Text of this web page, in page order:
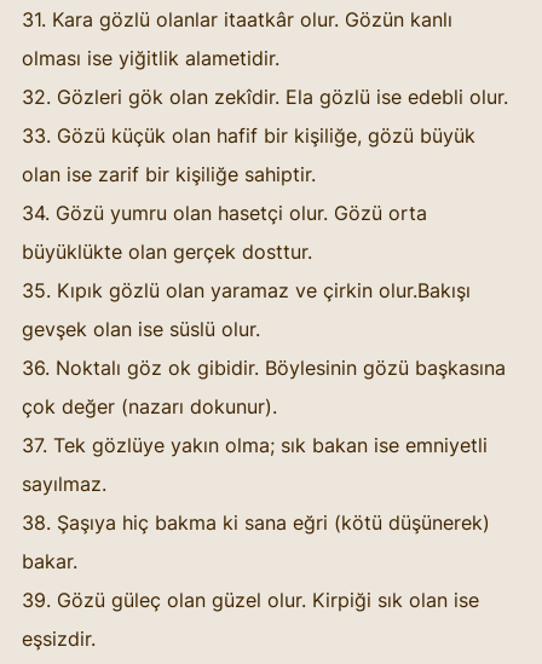
31. Kara gözlü olanlar itaatkâr olur. Gözün kanlı
olması ise yiğitlik alametidir.
32. Gözleri gök olan zekîdir. Ela gözlü ise edebli olur.
33. Gözü küçük olan hafif bir kişiliğe, gözü büyük
olan ise zarif bir kişiliğe sahiptir.
34. Gözü yumru olan hasetçi olur. Gözü orta
büyüklükte olan gerçek dosttur.
35. Kıpık gözlü olan yaramaz ve çirkin olur.Bakışı
gevşek olan ise süslü olur.
36. Noktalı göz ok gibidir. Böylesinin gözü başkasına
çok değer (nazarı dokunur).
37. Tek gözlüye yakın olma; sık bakan ise emniyetli
sayılmaz.
38. Şaşıya hiç bakma ki sana eğri (kötü düşünerek)
bakar.
39. Gözü güleç olan güzel olur. Kirpiği sık olan ise
eşsizdir.